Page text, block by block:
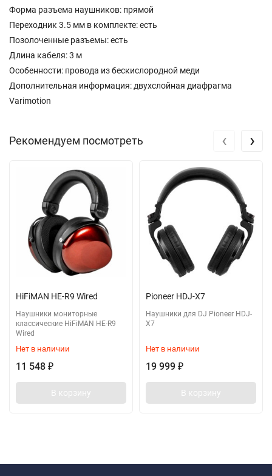
Форма разъема наушников: прямой
Переходник 3.5 мм в комплекте: есть
Позолоченные разъемы: есть
Длина кабеля: 3 м
Особенности: провода из бескислородной меди
Дополнительная информация: двухслойная диафрагма
Varimotion
Рекомендуем посмотреть
HiFiMAN HE-R9 Wired
Наушники мониторные
классические HiFiMAN HE-R9
Wired
Нет в наличии
11 548 ₽
В корзину
Pioneer HDJ-X7
Наушники для DJ Pioneer HDJ-
X7
Нет в наличии
19 999 ₽
В корзину
‹ ›